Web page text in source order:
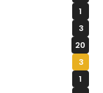
1
3
20
3
1